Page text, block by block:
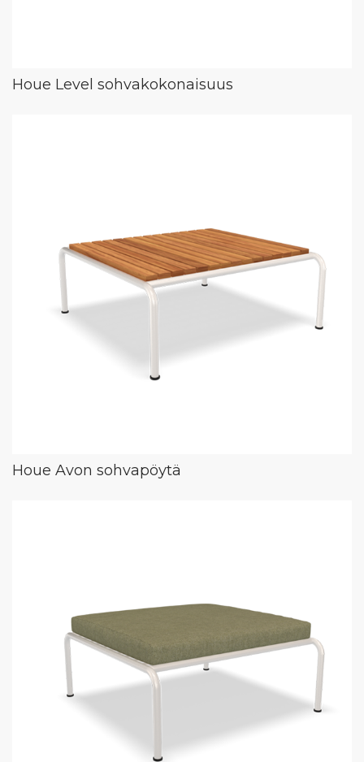
Houe Level sohvakokonaisuus
Houe Avon sohvapöytä